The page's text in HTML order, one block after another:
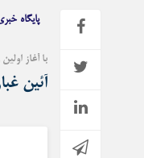
گالری عکس پایگاه
با آغاز
آئین